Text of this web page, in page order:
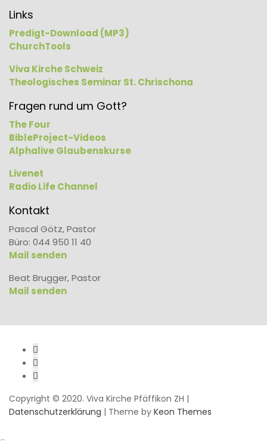
Links
Predigt-Download (MP3)
ChurchTools
Viva Kirche Schweiz
Theologisches Seminar St. Chrischona
Fragen rund um Gott?
The Four
BibleProject-Videos
Alphalive Glaubenskurse
Livenet
Radio Life Channel
Kontakt
Pascal Götz, Pastor
Büro: 044 950 11 40
Mail senden
Beat Brugger, Pastor
Mail senden
Copyright © 2020. Viva Kirche Pfäffikon ZH |
Datenschutzerklärung | Theme by Keon Themes